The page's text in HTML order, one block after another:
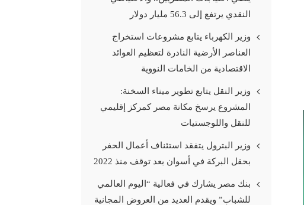
النقدي يرتفع إلى 56.3 مليار دولار
وزير الكهرباء يتابع مشروعات استخراج
العناصر الأرضية النادرة لتعظيم العوائد
الاقتصادية من الخامات النووية
وزير النقل يتابع تطوير ميناء السخنة:
المشروع يرسخ مكانة مصر كمركز إقليمي
للنقل واللوجستيات
وزير البترول يتفقد استئناف أعمال الحفر
بحقل البركة في أسوان بعد توقف منذ 2022
بنك مصر يشارك في فعالية “اليوم العالمي
للشباب” ويقدم العديد من العروض المجانية